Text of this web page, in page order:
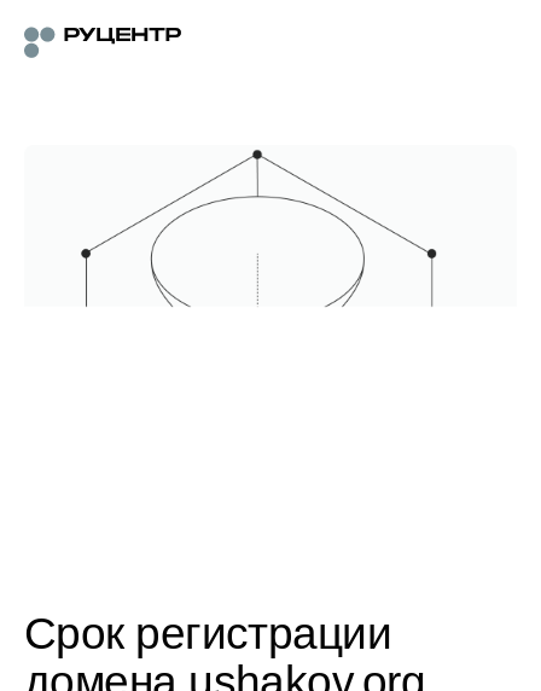
Срок регистрации